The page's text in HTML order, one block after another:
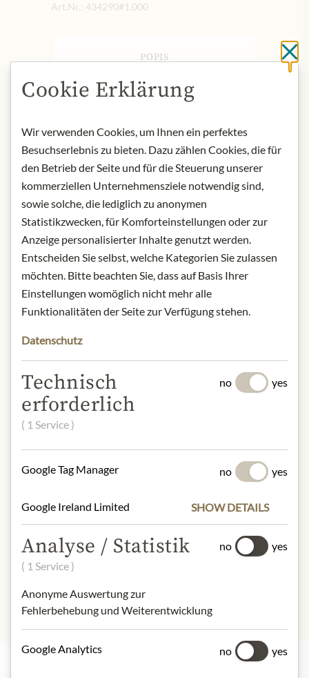
Art.Nr.: 434290#1.000
POPIS
Product name: Organic fine dark
chocolate.
Storage: Store in a cool and dry place.
Contact: Julius Meinl am Graben
GmbH, 1010 Wien, Austria
Produktdesign von der Abbildung
abweichen kann.
SLOŽENÍ A ALERGENY
Raw cane sugar*, cocoa mass* [Dom.
Rep.], cocoa butter* [Dom. Rep.].
* from controlled organic cultivation.
Milch, Schalenfrüchte
NUTRIČNÍ HODNOTY
100g contain on average:
Calories (energy):2410 kJ / 581 kcal
Fat:44 g
Carbohydrates:
Protein:7,0 g
Salt:
Cookie Erklärung
Wir verwenden Cookies, um Ihnen ein perfektes
Besuchserlebnis zu bieten. Dazu zählen Cookies, die für
den Betrieb der Seite und für die Steuerung unserer
kommerziellen Unternehmensziele notwendig sind,
sowie solche, die lediglich zu anonymen
Statistikzwecken, für Komforteinstellungen oder zur
Anzeige personalisierter Inhalte genutzt werden.
Entscheiden Sie selbst, welche Kategorien Sie zulassen
möchten. Bitte beachten Sie, dass auf Basis Ihrer
Einstellungen womöglich nicht mehr alle
Funktionalitäten der Seite zur Verfügung stehen.
Datenschutz
Technisch
erforderlich
( 1 Service )
no yes
Google Tag Manager no yes
Google Ireland Limited SHOW DETAILS
Analyse / Statistik
( 1 Service )
Anonyme Auswertung zur
Fehlerbehebung und Weiterentwicklung
no yes
Google Analytics no yes